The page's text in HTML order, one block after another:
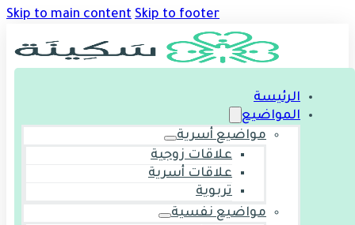
Skip to main content Skip to footer
الرئيسة
المواضيع
مواضيع أسرية
علاقات زوجية
علاقات أسرية
تربوية
مواضيع نفسية